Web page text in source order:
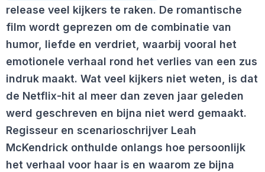
release veel kijkers te raken. De romantische
film wordt geprezen om de combinatie van
humor, liefde en verdriet, waarbij vooral het
emotionele verhaal rond het verlies van een zus
indruk maakt. Wat veel kijkers niet weten, is dat
de Netflix-hit al meer dan zeven jaar geleden
werd geschreven en bijna niet werd gemaakt.
Regisseur en scenarioschrijver Leah
McKendrick onthulde onlangs hoe persoonlijk
het verhaal voor haar is en waarom ze bijna